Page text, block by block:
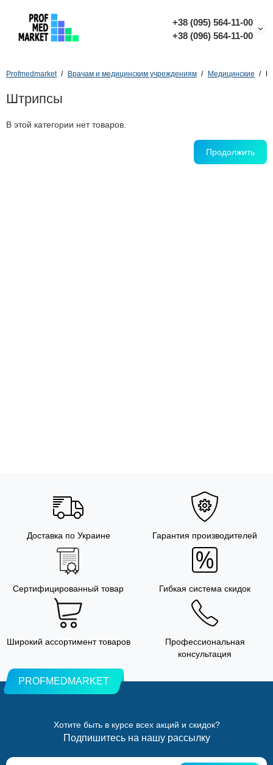
+38 (095) 564-11-00
+38 (096) 564-11-00
Profmedmarket Врачам и медицинским учреждениям Медицинские
Штрипсы
В этой категории нет товаров.
Продолжить
Доставка по Украине Гарантия производителей
Сертифицированный товар Гибкая система скидок
Широкий ассортимент товаров
Профессиональная
консультация
PROFMEDMARKET
Хотите быть в курсе всех акций и скидок?
Подпишитесь на нашу рассылку